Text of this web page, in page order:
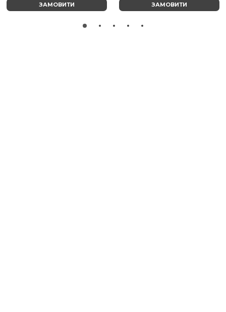
ЗАМОВИТИ ЗАМОВИТИ